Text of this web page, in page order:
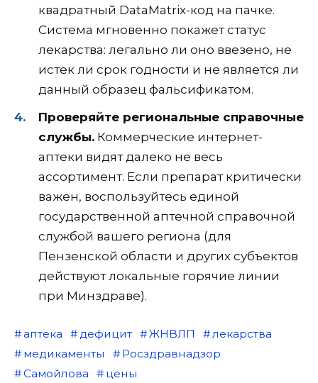
квадратный DataMatrix-код на пачке.
Система мгновенно покажет статус
лекарства: легально ли оно ввезено, не
истек ли срок годности и не является ли
данный образец фальсификатом.
Проверяйте региональные справочные
службы. Коммерческие интернет-
аптеки видят далеко не весь
ассортимент. Если препарат критически
важен, воспользуйтесь единой
государственной аптечной справочной
службой вашего региона (для
Пензенской области и других субъектов
действуют локальные горячие линии
при Минздраве).
аптека дефицит ЖНВЛП
лекарства
медикаменты
Росздравнадзор
Самойлова
цены